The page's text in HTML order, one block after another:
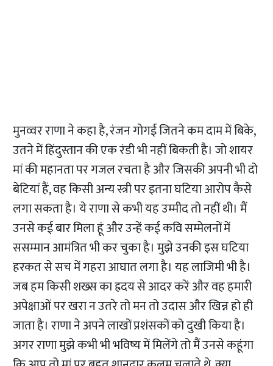
मुनव्वर राणा ने कहा है, रंजन गोगई जितने कम दाम में बिके,
उतने में हिंदुस्तान की एक रंडी भी नहीं बिकती है। जो शायर
मां की महानता पर गजल रचता है और जिसकी अपनी भी दो
बेटियां हैं, वह किसी अन्य स्त्री पर इतना घटिया आरोप कैसे
लगा सकता है। ये राणा से कभी यह उम्मीद तो नहीं थी। मैं
उनसे कई बार मिला हूं और उन्हें कई कवि सम्मेलनों में
ससम्मान आमंत्रित भी कर चुका है। मुझे उनकी इस घटिया
हरकत से सच में गहरा आघात लगा है। यह लाजिमी भी है।
जब हम किसी शख्स का ह्रदय से आदर करें और वह हमारी
अपेक्षाओं पर खरा न उतरे तो मन तो उदास और खिन्न हो ही
जाता है। राणा ने अपने लाखों प्रशंसकों को दुखी किया है।
अगर राणा मुझे कभी भी भविष्य में मिलेंगे तो मैं उनसे कहूंगा